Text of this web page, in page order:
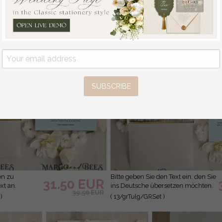
an.
31.50 EUR
39.50 EUR
Bitte geben Sie den Text ein, den Sie
ins Deutsche übersetzen möchten.
( 13/grTulg/GRSet )
SUBSCRIBE